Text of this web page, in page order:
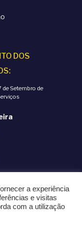
DOS
de Setembro de
- ESCOLA
a experiência
e visitas
com a utilização